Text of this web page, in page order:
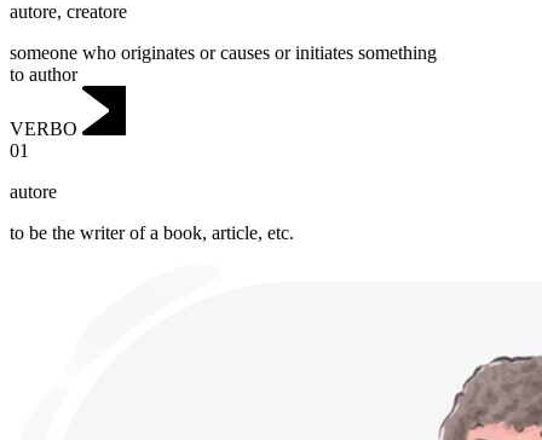
autore, creatore
someone who originates or causes or initiates something
to author
VERBO
01
autore
to be the writer of a book, article, etc.